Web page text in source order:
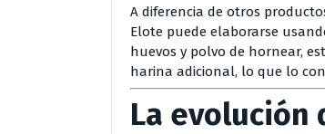
A diferencia de otros
Elote puede elaborarse
huevos y polvo de hornear,
harina adicional, lo que lo
La evolución